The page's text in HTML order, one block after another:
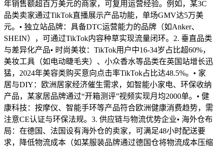
年销售额超百万美元的商家，可复用运营经验。例如，某3C
品类卖家通过TikTok直播展示产品功能，单场GMV达5万美
元。• 独立站品牌：具备DTC运营能力的品牌（如Anker、
SHEIN），可通过TikTok内容种草实现流量闭环。2. 垂直品类
与差异化产品• 时尚美妆：TikTok用户中16-34岁占比超60%，
美妆工具（如电动睫毛夹）、小众香水等品类在英国站增长迅
猛，2024年美容类购买意向点击率TikTok占比达48.5%。• 家
居与DIY：欧洲居家经济催生需求，如智能小家电、环保收纳
产品，某家居品牌通过“开箱测评”视频实现月均2000单。• 健
康科技：按摩仪、智能手环等产品符合欧洲健康消费趋势，需
注意CE认证与环保法规。3. 供应链与物流优势企业• 海外仓布
局：在德国、法国设有海外仓的卖家，可满足48小时配送要
求，降低物流成本（如某服装品牌通过德国仓将物流成本压缩